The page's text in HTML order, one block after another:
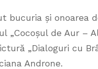
bucuria și
„Cocoșul de Aur –
„Dialoguri cu
Androne.